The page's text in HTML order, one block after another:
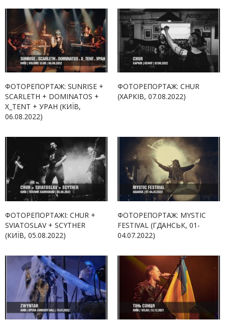
ФОТОРЕПОРТАЖ: SUNRISE +
SCARLETH + DOMINATOS +
X_TENT + УРАН (КИЇВ,
06.08.2022)
ФОТОРЕПОРТАЖ: CHUR
(ХАРКІВ, 07.08.2022)
ФОТОРЕПОРТАЖІ: CHUR +
SVIATOSLAV + SCYTHER
(КИЇВ, 05.08.2022)
ФОТОРЕПОРТАЖ: MYSTIC
FESTIVAL (ГДАНСЬК, 01-
04.07.2022)